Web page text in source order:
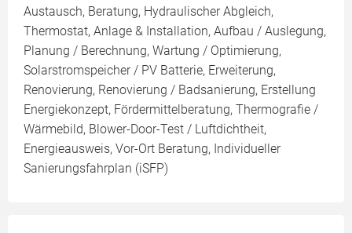
Austausch, Beratung, Hydraulischer Abgleich,
Thermostat, Anlage & Installation, Aufbau / Auslegung,
Planung / Berechnung, Wartung / Optimierung,
Solarstromspeicher / PV Batterie, Erweiterung,
Renovierung, Renovierung / Badsanierung, Erstellung
Energiekonzept, Fördermittelberatung, Thermografie /
Wärmebild, Blower-Door-Test / Luftdichtheit,
Energieausweis, Vor-Ort Beratung, Individueller
Sanierungsfahrplan (iSFP)